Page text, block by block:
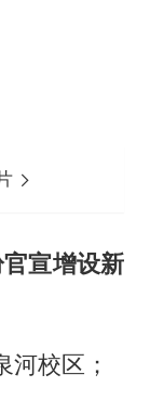
宣增设新
河校区；